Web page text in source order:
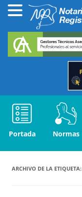
Portada Normas
ARCHIVO DE LA ETIQUETA: